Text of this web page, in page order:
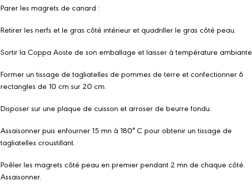
Parer les magrets de canard :
Retirer les nerfs et le gras côté intérieur et quadriller le gras côté peau.
Sortir la Coppa Aoste de son emballage et laisser à température ambiante.
Former un tissage de tagliatelles de pommes de terre et confectionner 6
rectangles de 10 cm sur 20 cm.
Disposer sur une plaque de cuisson et arroser de beurre fondu.
Assaisonner puis enfourner 15 mn à 180° C pour obtenir un tissage de
tagliatelles croustillant.
Poêler les magrets côté peau en premier pendant 2 mn de chaque côté.
Assaisonner.